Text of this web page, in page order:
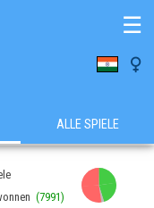

☰
ALLE SPIELE
(7991)